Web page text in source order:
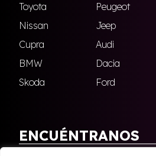
Toyota
Peugeot
Nissan
Jeep
Cupra
Audi
BMW
Dacia
Skoda
Ford
ENCUÉNTRANOS